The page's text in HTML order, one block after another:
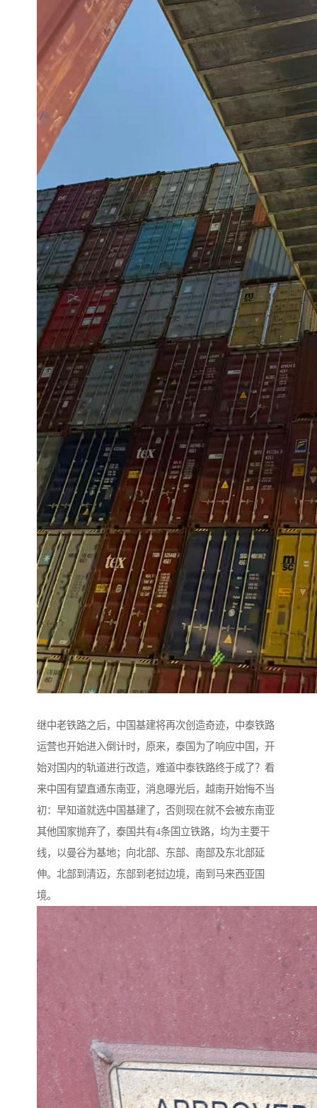
继中老铁路之后，中国基建将再次创造奇迹，中泰铁路
运营也开始进入倒计时，原来，泰国为了响应中国，开
始对国内的轨道进行改造，难道中泰铁路终于成了？看
来中国有望直通东南亚，消息曝光后，越南开始悔不当
初：早知道就选中国基建了，否则现在就不会被东南亚
其他国家抛弃了，泰国共有4条国立铁路，均为主要干
线，以曼谷为基地；向北部、东部、南部及东北部延
伸。北部到清迈，东部到老挝边境，南到马来西亚国
境。